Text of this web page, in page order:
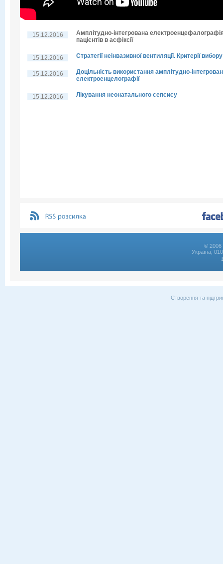
15.12.2016
Амплітудно-інтегрована
пацієнтів в асфіксії
15.12.2016 Стратегії неінвазивної вентиляції. Критерії вибору
15.12.2016
Доцільність використання амплітудно-
електроенцелографії
15.12.2016 Лікування неонатального сепсису
© 2006
Україна,
Створення та